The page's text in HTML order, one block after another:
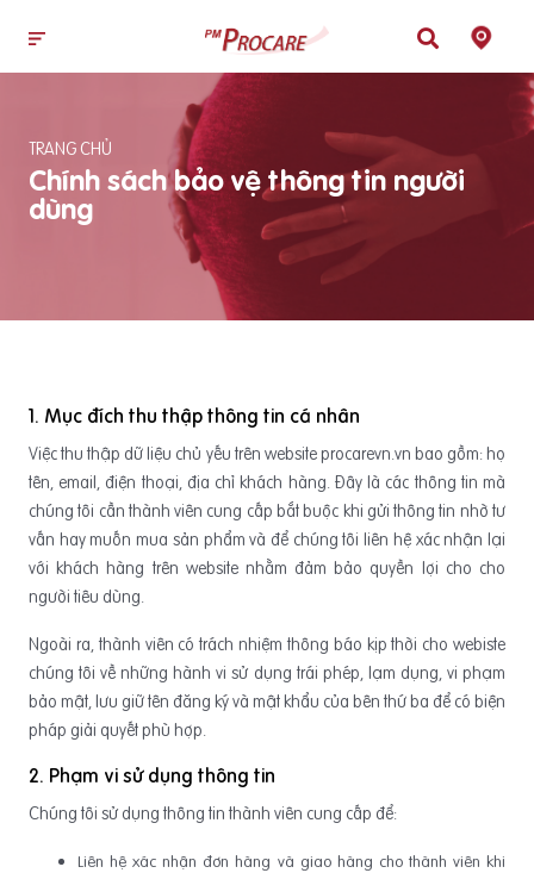
TRANG CHỦ
Chính sách bảo vệ thông tin người
dùng
1. Mục đích thu thập thông tin cá nhân
Việc thu thập dữ liệu chủ yếu trên website procarevn.vn bao gồm: họ
tên, email, điện thoại, địa chỉ khách hàng. Đây là các thông tin mà
chúng tôi cần thành viên cung cấp bắt buộc khi gửi thông tin nhờ tư
vấn hay muốn mua sản phẩm và để chúng tôi liên hệ xác nhận lại
với khách hàng trên website nhằm đảm bảo quyền lợi cho cho
người tiêu dùng.
Ngoài ra, thành viên có trách nhiệm thông báo kịp thời cho webiste
chúng tôi về những hành vi sử dụng trái phép, lạm dụng, vi phạm
bảo mật, lưu giữ tên đăng ký và mật khẩu của bên thứ ba để có biện
pháp giải quyết phù hợp.
2. Phạm vi sử dụng thông tin
Chúng tôi sử dụng thông tin thành viên cung cấp để:
Liên hệ xác nhận đơn hàng và giao hàng cho thành viên khi